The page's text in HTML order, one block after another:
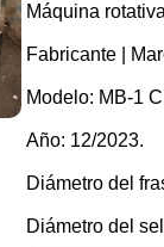
Máquina
Fabricante |
Modelo: MB-1
Año: 12/2023.
Diámetro del
Diámetro del